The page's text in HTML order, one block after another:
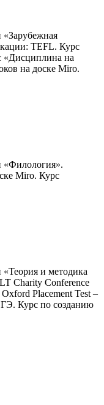
«Зарубежная
TEFL. Курс
«Дисциплина на
на доске Miro.
«Филология».
Miro. Курс
и методика
Charity Conference
Placement Test –
Курс по созданию